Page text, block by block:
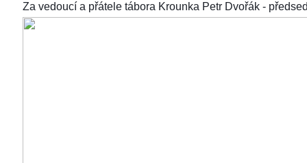
Za vedoucí a přátele tábora Krounka Petr Dvořák -